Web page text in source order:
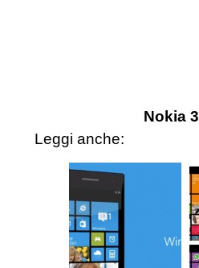
Nokia
Leggi anche: